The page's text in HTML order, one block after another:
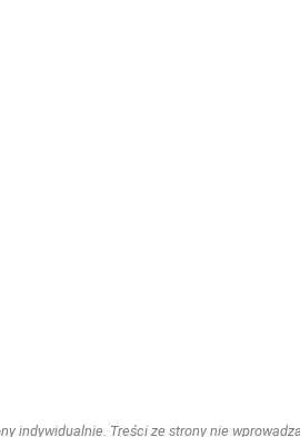
indywidualnie. Treści ze strony nie